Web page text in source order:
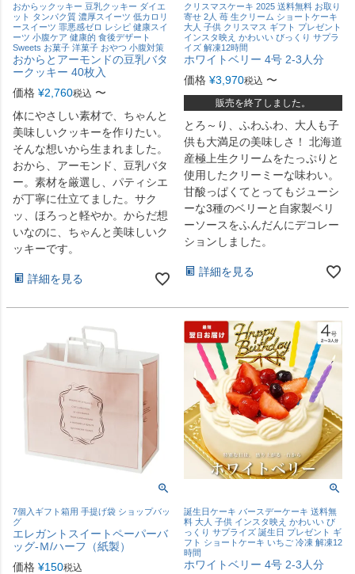
おからックッキー 豆乳クッキー ダイエ
ット タンパク質 濃厚スイーツ 低カロリ
ースイーツ 罪悪感ゼロ レシピ 健康スイ
ーツ 小腹ケア 健康的 食後デザート
Sweets お菓子 洋菓子 おやつ 小腹対策
おからとアーモンドの豆乳バタ
ークッキー 40枚入
価格 ¥2,760税込 〜
体にやさしい素材で、ちゃんと
美味しいクッキーを作りたい。
そんな想いから生まれました。
おから、アーモンド、豆乳バタ
ー。素材を厳選し、パティシエ
が丁寧に仕立てました。サク
ッ、ほろっと軽やか。からだ想
いなのに、ちゃんと美味しいク
ッキーです。
詳細を見る
クリスマスケーキ 2025 送料無料 お取り
寄せ 2人 苺 生クリーム ショートケーキ
大人 子供 クリスマス ギフト プレゼント
インスタ映え かわいい びっくり サプラ
イズ 解凍12時間
ホワイトベリー 4号 2-3人分
価格 ¥3,970税込 〜
販売を終了しました。
とろ～り、ふわふわ、大人も子
供も大満足の美味しさ！ 北海道
産極上生クリームをたっぷりと
使用したクリーミーな味わい。
甘酸っぱくてとってもジューシ
ーな3種のベリーと自家製ベリ
ーソースをふんだんにデコレー
ションしました。
詳細を見る
7個入ギフト箱用 手提げ袋 ショップバッ
グ
エレガントスイートペーパーバ
ッグ-Ｍ/ハーフ（紙製）
価格 ¥150税込
誕生日ケーキ バースデーケーキ 送料無
料 大人 子供 インスタ映え かわいい び
っくり サプライズ 誕生日 プレゼント ギ
フト ショートケーキ いちご 冷凍 解凍12
時間
ホワイトベリー 4号 2-3人分